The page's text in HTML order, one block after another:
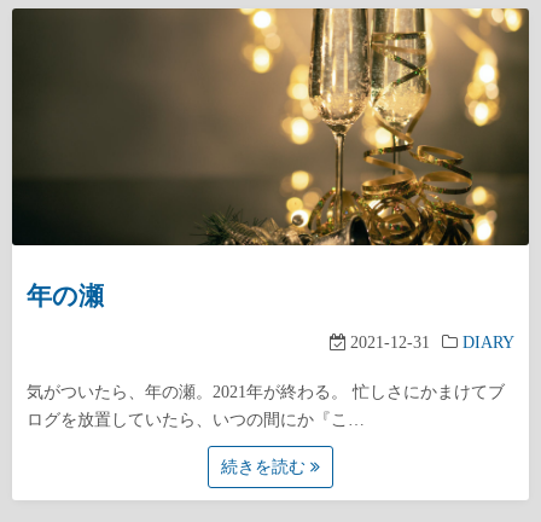
年の瀬
2021-12-31 DIARY
気がついたら、年の瀬。2021年が終わる。 忙しさにかまけてブ
ログを放置していたら、いつの間にか『こ…
続きを読む